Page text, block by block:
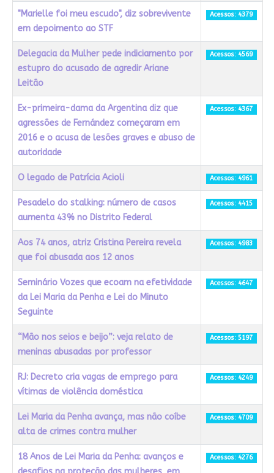
"Marielle foi meu escudo", diz sobrevivente
em depoimento ao STF
Acessos: 4379
Delegacia da Mulher pede indiciamento por
estupro do acusado de agredir Ariane
Leitão
Acessos: 4569
Ex-primeira-dama da Argentina diz que
agressões de Fernández começaram em
2016 e o acusa de lesões graves e abuso de
autoridade
Acessos: 4367
O legado de Patrícia Acioli Acessos: 4961
Pesadelo do stalking: número de casos
aumenta 43% no Distrito Federal
Acessos: 4415
Aos 74 anos, atriz Cristina Pereira revela
que foi abusada aos 12 anos
Acessos: 4983
Seminário Vozes que ecoam na efetividade
da Lei Maria da Penha e Lei do Minuto
Seguinte
Acessos: 4647
“Mão nos seios e beijo”: veja relato de
meninas abusadas por professor
Acessos: 5197
RJ: Decreto cria vagas de emprego para
vítimas de violência doméstica
Acessos: 4249
Lei Maria da Penha avança, mas não coíbe
alta de crimes contra mulher
Acessos: 4709
18 Anos de Lei Maria da Penha: avanços e
Acessos: 4276